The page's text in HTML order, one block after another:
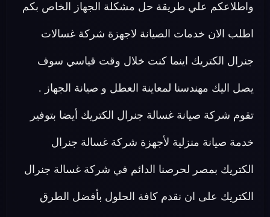
واطلاعكم علي طريقة حل مشكلة الجهاز الخاص بكم
اطلب الان خدمات الصيانة لاجهزة شركة غسالات
جنرال الكتريك اينما كنت خلال وقت قياسي سوف
يصل اليك مهندسنا لمعاينة العطل و صيانة الجهاز .
تقوم شركة صيانة غسالة جنرال الكتريك أيضا بتوفير
خدمة صيانة منزلية لأجهزة شركة غسالة جنرال
الكتريك بمصر لحرصنا الدائم في شركة غسالة جنرال
الكتريك على ان نقدم كافة الحلول بأفضل الطرق